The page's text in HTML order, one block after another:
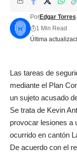
Última
PorEdgar Torres
1 Min Read
Las tareas de
mediante el Plan
un sujeto acusado
Se trata de Kevin
provocar lesiones a
ocurrido en cantón
De acuerdo con el